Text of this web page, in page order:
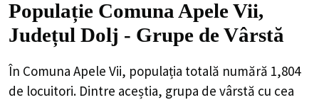
Populație Comuna Apele Vii,
Județul Dolj - Grupe de Vârstă
În Comuna Apele Vii, populația totală numără 1,804
de locuitori. Dintre aceștia, grupa de vârstă cu cea